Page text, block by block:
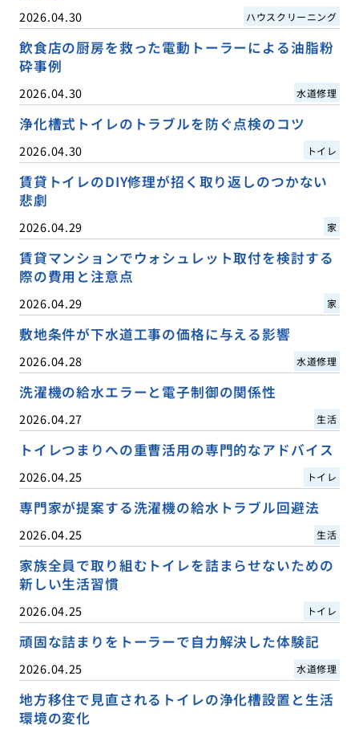
2026.04.30 ハウスクリーニング
飲食店の厨房を救った電動トーラーによる油脂粉
砕事例
2026.04.30 水道修理
浄化槽式トイレのトラブルを防ぐ点検のコツ
2026.04.30 トイレ
賃貸トイレのDIY修理が招く取り返しのつかない
悲劇
2026.04.29 家
賃貸マンションでウォシュレット取付を検討する
際の費用と注意点
2026.04.29 家
敷地条件が下水道工事の価格に与える影響
2026.04.28 水道修理
洗濯機の給水エラーと電子制御の関係性
2026.04.27 生活
トイレつまりへの重曹活用の専門的なアドバイス
2026.04.25 トイレ
専門家が提案する洗濯機の給水トラブル回避法
2026.04.25 生活
家族全員で取り組むトイレを詰まらせないための
新しい生活習慣
2026.04.25 トイレ
頑固な詰まりをトーラーで自力解決した体験記
2026.04.25 水道修理
地方移住で見直されるトイレの浄化槽設置と生活
環境の変化